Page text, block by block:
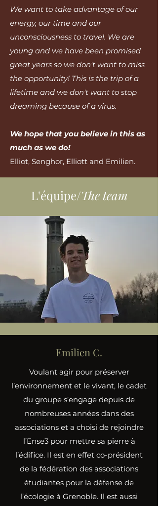
We want to take advantage of our
energy, our time and our
unconsciousness to travel. We are
young and we have been promised
great years so we don't want to miss
the opportunity! This is the trip of a
lifetime and we don't want to stop
dreaming because of a virus.
We hope that you believe in this as
much as we do!
Elliot, Senghor, Elliott and Emilien.
L'équipe/The team
Emilien C.
Voulant agir pour préserver
l’environnement et le vivant, le cadet
du groupe s’engage depuis de
nombreuses années dans des
associations et a choisi de rejoindre
l’Ense3 pour mettre sa pierre à
l’édifice. Il est en effet co-président
de la fédération des associations
étudiantes pour la défense de
l’écologie à Grenoble. Il est aussi